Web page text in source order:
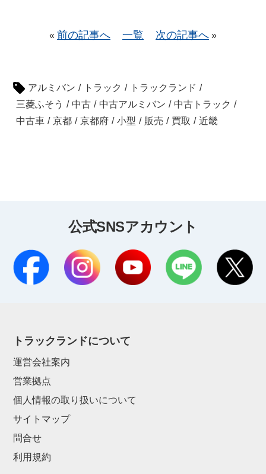
« 前の記事へ 一覧 次の記事へ »
アルミバン / トラック / トラックランド /
三菱ふそう / 中古 / 中古アルミバン / 中古トラック /
中古車 / 京都 / 京都府 / 小型 / 販売 / 買取 / 近畿
公式SNSアカウント
トラックランドについて
運営会社案内
営業拠点
個人情報の取り扱いについて
サイトマップ
問合せ
利用規約